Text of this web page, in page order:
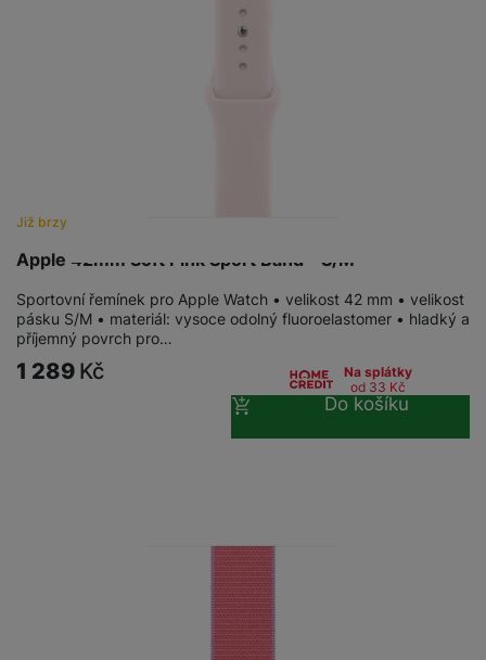
Apple 42mm Soft Pink Sport Band - S/M
Již brzy
Sportovní řemínek pro Apple Watch • velikost 42 mm • velikost
pásku S/M • materiál: vysoce odolný fluoroelastomer • hladký a
příjemný povrch pro…
1 289 Kč
Na splátky
od 33 Kč
Do košíku